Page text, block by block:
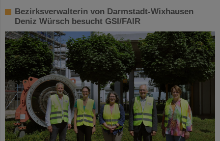
Bezirksverwalterin von Darmstadt-Wixhausen
Deniz Würsch besucht GSI/FAIR